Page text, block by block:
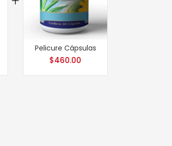
Pelicure Cápsulas
$460.00